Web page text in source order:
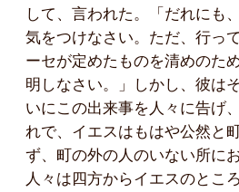
して、言われた。「だれにも
気をつけなさい。ただ、行っ
ーセが定めたものを清めのた
明しなさい。」しかし、彼は
いにこの出来事を人々に告げ
れで、イエスはもはや公然と
ず、町の外の人のいない所に
人々は四方からイエスのとこ